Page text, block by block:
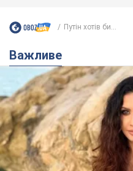
50-річна Lama
відповіла на закиди,
адже не має дітей
За словами співачки, вона не
3 часа назад 5,0 т.